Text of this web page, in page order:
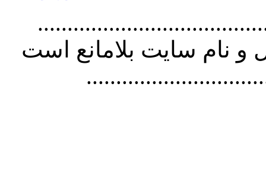
استفاده از
نام سايت بلامانع است